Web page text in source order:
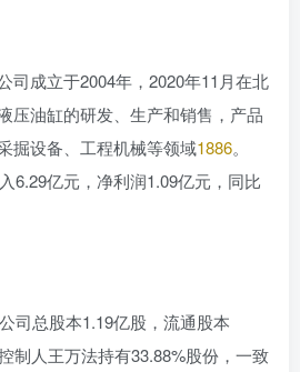
司成立于2004年，2020年11月在北
压油缸的研发、生产和销售，产品
掘设备、工程机械等领域1886。
6.29亿元，净利润1.09亿元，同比
司总股本1.19亿股，流通股本
制人王万法持有33.88%股份，一致